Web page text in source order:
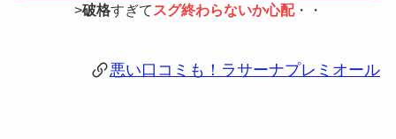
>破格すぎて スグ終わらないか心配・・
悪い口コミも！ラサーナプレミオール